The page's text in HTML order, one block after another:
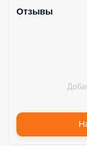
Отзывы